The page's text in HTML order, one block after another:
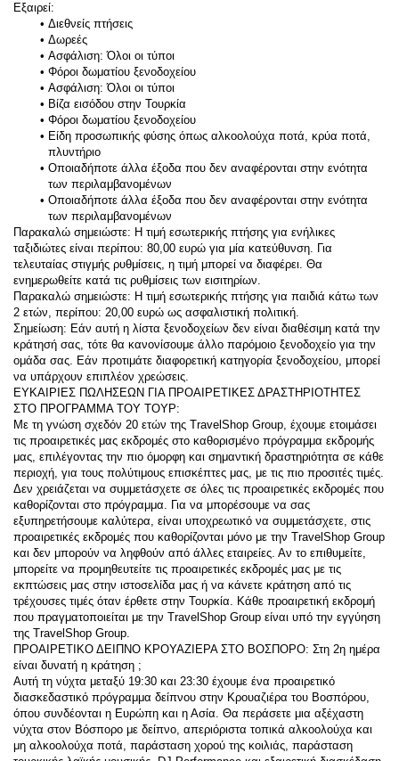
Εξαιρεί:
Διεθνείς πτήσεις
Δωρεές
Ασφάλιση: Όλοι οι τύποι
Φόροι δωματίου ξενοδοχείου
Ασφάλιση: Όλοι οι τύποι
Βίζα εισόδου στην Τουρκία
Φόροι δωματίου ξενοδοχείου
Είδη προσωπικής φύσης όπως αλκοολούχα ποτά, κρύα ποτά,
πλυντήριο
Οποιαδήποτε άλλα έξοδα που δεν αναφέρονται στην ενότητα
των περιλαμβανομένων
Οποιαδήποτε άλλα έξοδα που δεν αναφέρονται στην ενότητα
των περιλαμβανομένων
Παρακαλώ σημειώστε: Η τιμή εσωτερικής πτήσης για ενήλικες
ταξιδιώτες είναι περίπου: 80,00 ευρώ για μία κατεύθυνση. Για
τελευταίας στιγμής ρυθμίσεις, η τιμή μπορεί να διαφέρει. Θα
ενημερωθείτε κατά τις ρυθμίσεις των εισιτηρίων.
Παρακαλώ σημειώστε: Η τιμή εσωτερικής πτήσης για παιδιά κάτω των
2 ετών, περίπου: 20,00 ευρώ ως ασφαλιστική πολιτική.
Σημείωση: Εάν αυτή η λίστα ξενοδοχείων δεν είναι διαθέσιμη κατά την
κράτησή σας, τότε θα κανονίσουμε άλλο παρόμοιο ξενοδοχείο για την
ομάδα σας. Εάν προτιμάτε διαφορετική κατηγορία ξενοδοχείου, μπορεί
να υπάρχουν επιπλέον χρεώσεις.
ΕΥΚΑΙΡΙΕΣ ΠΩΛΗΣΕΩΝ ΓΙΑ ΠΡΟΑΙΡΕΤΙΚΕΣ ΔΡΑΣΤΗΡΙΟΤΗΤΕΣ
ΣΤΟ ΠΡΟΓΡΑΜΜΑ ΤΟΥ ΤΟΥΡ:
Με τη γνώση σχεδόν 20 ετών της TravelShop Group, έχουμε ετοιμάσει
τις προαιρετικές μας εκδρομές στο καθορισμένο πρόγραμμα εκδρομής
μας, επιλέγοντας την πιο όμορφη και σημαντική δραστηριότητα σε κάθε
περιοχή, για τους πολύτιμους επισκέπτες μας, με τις πιο προσιτές τιμές.
Δεν χρειάζεται να συμμετάσχετε σε όλες τις προαιρετικές εκδρομές που
καθορίζονται στο πρόγραμμα. Για να μπορέσουμε να σας
εξυπηρετήσουμε καλύτερα, είναι υποχρεωτικό να συμμετάσχετε, στις
προαιρετικές εκδρομές που καθορίζονται μόνο με την TravelShop Group
και δεν μπορούν να ληφθούν από άλλες εταιρείες. Αν το επιθυμείτε,
μπορείτε να προμηθευτείτε τις προαιρετικές εκδρομές μας με τις
εκπτώσεις μας στην ιστοσελίδα μας ή να κάνετε κράτηση από τις
τρέχουσες τιμές όταν έρθετε στην Τουρκία. Κάθε προαιρετική εκδρομή
που πραγματοποιείται με την TravelShop Group είναι υπό την εγγύηση
της TravelShop Group.
ΠΡΟΑΙΡΕΤΙΚΟ ΔΕΙΠΝΟ ΚΡΟΥΑΖΙΕΡΑ ΣΤΟ ΒΟΣΠΟΡΟ: Στη 2η ημέρα
είναι δυνατή η κράτηση ;
Αυτή τη νύχτα μεταξύ 19:30 και 23:30 έχουμε ένα προαιρετικό
διασκεδαστικό πρόγραμμα δείπνου στην Κρουαζιέρα του Βοσπόρου,
όπου συνδέονται η Ευρώπη και η Ασία. Θα περάσετε μια αξέχαστη
νύχτα στον Βόσπορο με δείπνο, απεριόριστα τοπικά αλκοολούχα και
μη αλκοολούχα ποτά, παράσταση χορού της κοιλιάς, παράσταση